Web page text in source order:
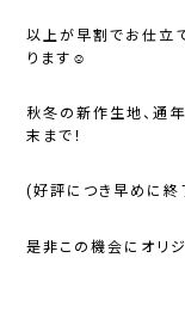
以上が早割でお仕立
ります☺️
秋冬の新作生地、通
末まで！
(好評につき早めに終
是非この機会にオリ